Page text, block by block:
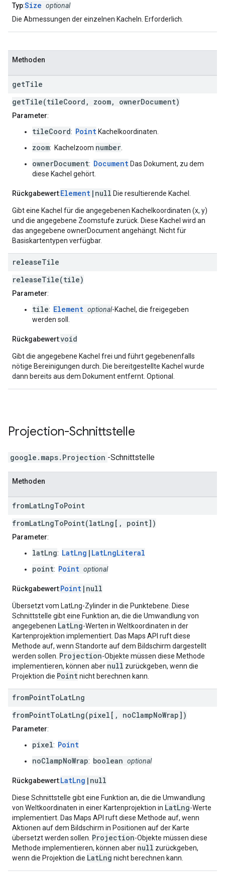
Typ:Size optional
Die Abmessungen der einzelnen Kacheln. Erforderlich.
Methoden
getTile
getTile(tileCoord, zoom, ownerDocument)
Parameter:
tileCoord: Point Kachelkoordinaten.
zoom: Kachelzoom number
ownerDocument: Document Das Dokument, zu dem
diese Kachel gehört.
Rückgabewert:Element |null Die resultierende Kachel.
Gibt eine Kachel für die angegebenen Kachelkoordinaten (x, y)
und die angegebene Zoomstufe zurück. Diese Kachel wird an
das angegebene ownerDocument angehängt. Nicht für
Basiskartentypen verfügbar.
releaseTile
releaseTile(tile)
Parameter:
tile: Element optional-Kachel, die freigegeben
werden soll.
Rückgabewert:void
Gibt die angegebene Kachel frei und führt gegebenenfalls
nötige Bereinigungen durch. Die bereitgestellte Kachel wurde
dann bereits aus dem Dokument entfernt. Optional.
Projection-Schnittstelle
google.maps. Projection -Schnittstelle
Methoden
fromLatLngToPoint
fromLatLngToPoint(latLng[, point])
Parameter:
latLng: LatLng | LatLngLiteral
point: Point optional
Rückgabewert:Point |null
Übersetzt vom LatLng-Zylinder in die Punktebene. Diese
Schnittstelle gibt eine Funktion an, die die Umwandlung von
angegebenen LatLng-Werten in Weltkoordinaten in der
Kartenprojektion implementiert. Das Maps API ruft diese
Methode auf, wenn Standorte auf dem Bildschirm dargestellt
werden sollen. Projection-Objekte müssen diese Methode
implementieren, können aber null zurückgeben, wenn die
Projektion die Pointnicht berechnen kann.
fromPointToLatLng
fromPointToLatLng(pixel[, noClampNoWrap])
Parameter:
pixel: Point
noClampNoWrap: boolean optional
Rückgabewert:LatLng |null
Diese Schnittstelle gibt eine Funktion an, die die Umwandlung
von Weltkoordinaten in einer Kartenprojektion in LatLng-Werte
implementiert. Das Maps API ruft diese Methode auf, wenn
Aktionen auf dem Bildschirm in Positionen auf der Karte
übersetzt werden sollen. Projection-Objekte müssen diese
Methode implementieren, können aber null zurückgeben,
wenn die Projektion die LatLng nicht berechnen kann.